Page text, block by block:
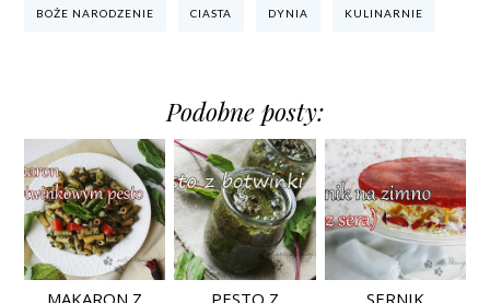
BOŻE NARODZENIE CIASTA DYNIA KULINARNIE
Podobne posty:
MAKARON Z
PESTO Z
SERNIK